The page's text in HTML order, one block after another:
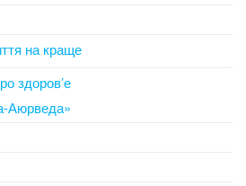
на краще
здоров’е
Аюрведа»